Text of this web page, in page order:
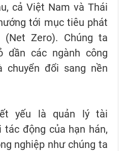
cả Việt Nam và Thái
tới mục tiêu phát
Zero). Chúng ta
dần các ngành công
chuyển đổi sang nền
yếu là quản lý tài
tác động của hạn hán,
nghiệp như chúng ta